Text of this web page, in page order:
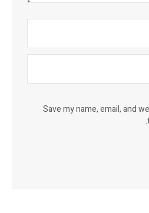
Save my name, email, and